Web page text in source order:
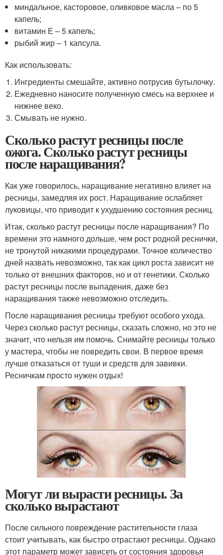
миндальное, касторовое, оливковое масла – по 5
капель;
витамин E – 5 капель;
рыбий жир – 1 капсула.
Как использовать:
Ингредиенты смешайте, активно потрусив бутылочку.
Ежедневно наносите полученную смесь на верхнее и
нижнее веко.
Смывать не нужно.
Сколько растут ресницы после
ожога. Сколько растут ресницы
после наращивания?
Как уже говорилось, наращивание негативно влияет на
ресницы, замедляя их рост. Наращивание ослабляет
луковицы, что приводит к ухудшению состояния ресниц.
Итак, сколько растут ресницы после наращивания? По
времени это намного дольше, чем рост родной реснички,
не тронутой никакими процедурами. Точное количество
дней назвать невозможно, так как цикл роста зависит не
только от внешних факторов, но и от генетики. Сколько
растут ресницы после выпадения, даже без
наращивания также невозможно отследить.
После наращивания ресницы требуют особого ухода.
Через сколько растут ресницы, сказать сложно, но это не
значит, что нельзя им помочь. Снимайте ресницы только
у мастера, чтобы не повредить свои. В первое время
лучше отказаться от туши и средств для завивки.
Ресничкам просто нужен отдых!
Могут ли вырасти ресницы. За
сколько вырастают
После сильного повреждение растительности глаза
стоит учитывать, как быстро отрастают ресницы. Однако
этот параметр может зависеть от состояния здоровья